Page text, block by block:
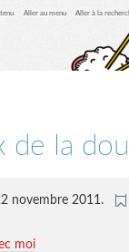
Aller au menu Aller à la
de la
novembre 2011.
moi